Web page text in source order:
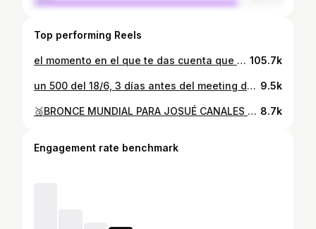
Top performing Reels
el momento en el que te das cuenta que vas a ser Olímpico, la alegría compartida vale por mil, gracias gracias y mil gracias. No estoy llorando, tu estas llorando🥹🇫🇷🥳🫶🏽 105.7k
un 500 del 18/6, 3 días antes del meeting de Madrid, 1:45.90, 5 de Guadalajara, 1:44.49, sino te animan así que no te animen jeje 9.5k
🥉BRONCE MUNDIAL PARA JOSUÉ CANALES EN EL 800M Qué final del español, que miró de tú a tú en la recta de meta al oro y la plata. #AtletismoRTVE ¡Tercera medalla para España en este Mundial! #athletics #atletismo 8.7k
Engagement rate benchmark